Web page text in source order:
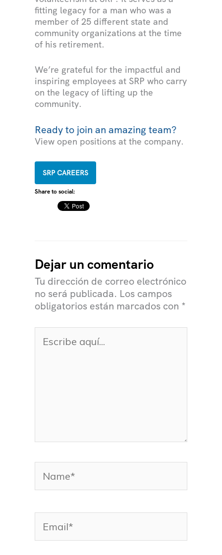
fitting legacy for a man who was a
member of 25 different state and
community organizations at the time
of his retirement.
We’re grateful for the impactful and
inspiring employees at SRP who carry
on the legacy of lifting up the
community.
Ready to join an amazing team?
View open positions at the company.
SRP CAREERS
Share to social:
Dejar un comentario
Tu dirección de correo electrónico
no será publicada. Los campos
obligatorios están marcados con *
aquí...